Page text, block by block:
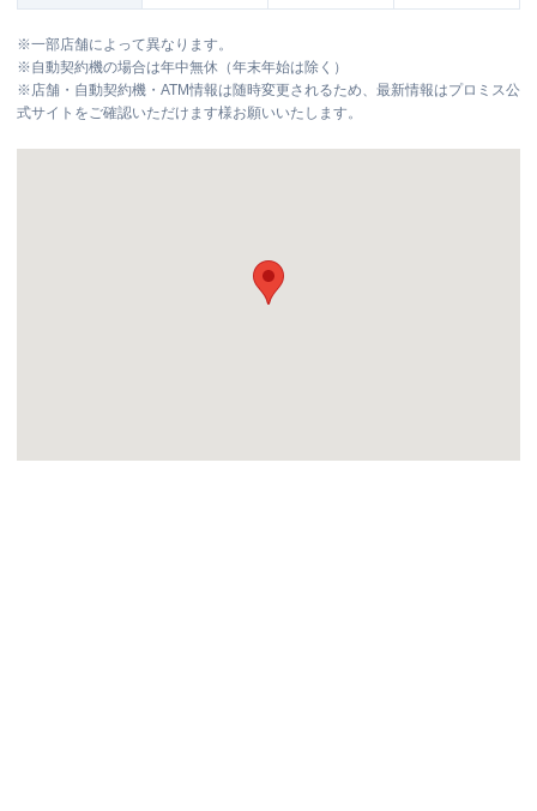
※一部店舗によって異なります。
※自動契約機の場合は年中無休（年末年始は除く）
※店舗・自動契約機・ATM情報は随時変更されるため、最新情報はプロミス公
式サイトをご確認いただけます様お願いいたします。